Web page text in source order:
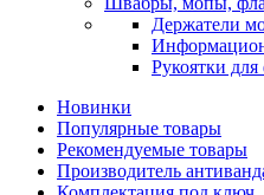
Держатели
Рукоятки для
Новинки
Популярные товары
Рекомендуемые товары
Производитель